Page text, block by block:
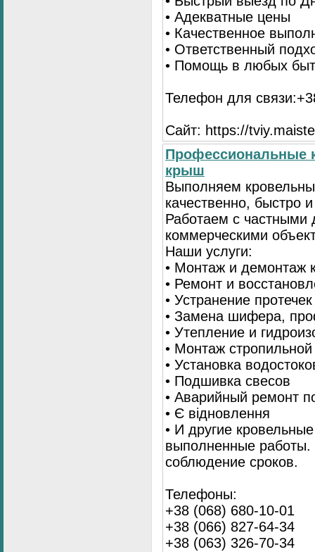
• Адекватные цены
• Качественное
• Ответственный
• Помощь в любых
Телефон для
Сайт: https://
Профессиональные
крыш
Выполняем
качественно, быстро
Работаем с
коммерческими
Наши услуги:
• Монтаж и демонтаж
• Ремонт и
• Устранение протечек
• Замена шифера,
• Утепление и
• Монтаж
• Установка
• Подшивка свесов
• Аварийный ремонт
• Є відновлення
• И другие
выполненные работы.
соблюдение сроков.
Телефоны:
+38 (068) 680-10-01
+38 (066) 827-64-34
+38 (063) 326-70-34